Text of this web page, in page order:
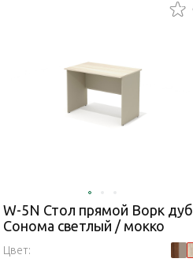
W-5N Стол прямой Ворк дуб
Сонома светлый / мокко
Цвет: